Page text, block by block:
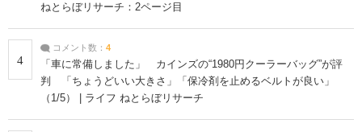
ねとらぼリサーチ：2ページ目
4
コメント数： 4
「車に常備しました」 カインズの“1980円クーラーバッグ”が評
判 「ちょうどいい大きさ」「保冷剤を止めるベルトが良い」
（1/5） | ライフ ねとらぼリサーチ